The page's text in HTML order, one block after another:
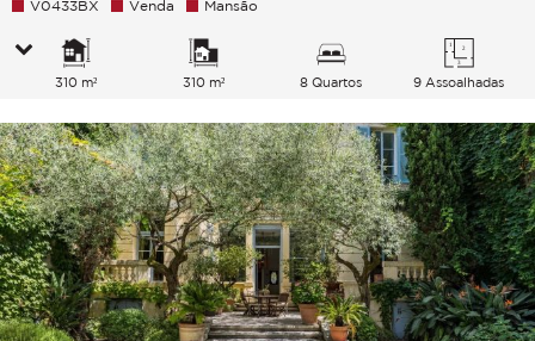
V0433BX Venda Mansão
310 m² 310 m² 8 Quartos 9 Assoalhadas